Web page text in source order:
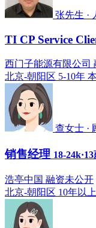
张先生 ·
TI CP Service
西门子能源有限公司
北京-朝阳区 5-10年
查女士 ·
销售经理 18-
浩亭中国 融资未公开
北京-朝阳区 10年以上